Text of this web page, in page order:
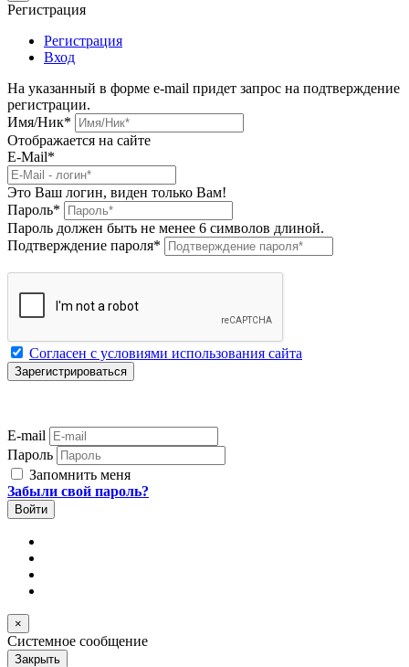
Регистрация
Регистрация
Вход
На указанный в форме e-mail придет запрос на подтверждение
регистрации.
Имя/Ник*
Отображается на сайте
E-Mail*
Это Ваш логин, виден только Вам!
Пароль*
Пароль должен быть не менее 6 символов длиной.
Подтверждение пароля*
Согласен с условиями использования сайта
E-mail
Пароль
Запомнить меня
Забыли свой пароль?
×
Системное сообщение
Закрыть